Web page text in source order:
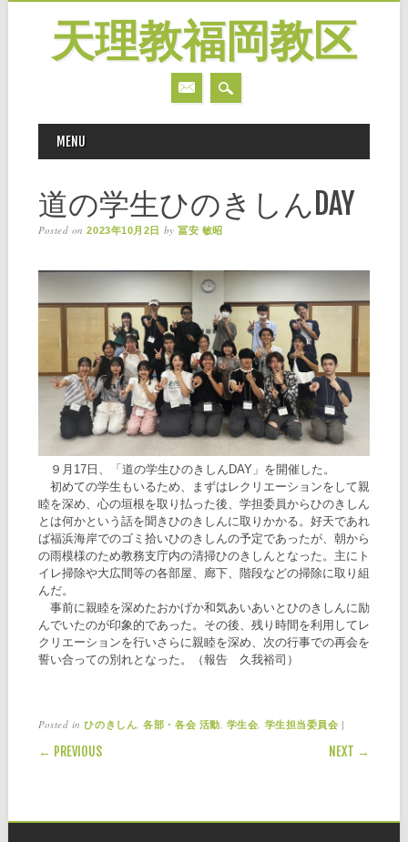
天理教福岡教区
MAIN MENU
MENU
道の学生ひのきしんDAY
Posted on2023年10月2日 by冨安 敏昭
９月17日、「道の学生ひのきしんDAY」を開催した。
初めての学生もいるため、まずはレクリエーションをして親
睦を深め、心の垣根を取り払った後、学担委員からひのきしん
とは何かという話を聞きひのきしんに取りかかる。好天であれ
ば福浜海岸でのゴミ拾いひのきしんの予定であったが、朝から
の雨模様のため教務支庁内の清掃ひのきしんとなった。主にト
イレ掃除や大広間等の各部屋、廊下、階段などの掃除に取り組
んだ。
事前に親睦を深めたおかげか和気あいあいとひのきしんに励
んでいたのが印象的であった。その後、残り時間を利用してレ
クリエーションを行いさらに親睦を深め、次の行事での再会を
誓い合っての別れとなった。（報告 久我裕司）
Posted inひのきしん ,各部・各会 活動 学生会 学生担当委員会 |
POST NAVIGATION
← PREVIOUS NEXT →